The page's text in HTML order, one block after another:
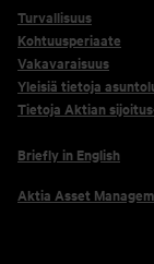
Turvallisuus
Kohtuusperiaate
Vakavaraisuus
Yleisiä tietoja
Tietoja Aktian
Briefly in English
Aktia Asset